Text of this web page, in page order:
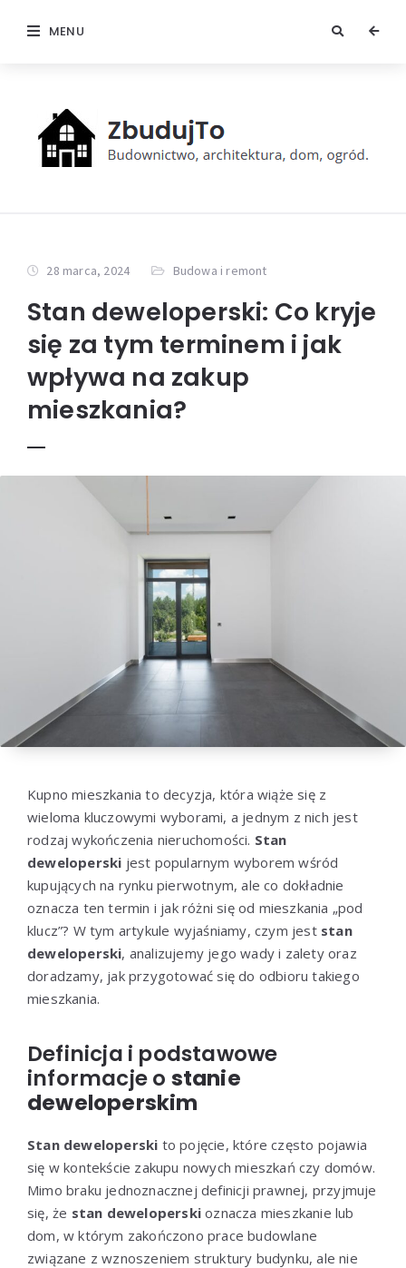
MENU
28 marca, 2024 Budowa i remont
Stan deweloperski: Co kryje
się za tym terminem i jak
wpływa na zakup
mieszkania?
Kupno mieszkania to decyzja, która wiąże się z
wieloma kluczowymi wyborami, a jednym z nich jest
rodzaj wykończenia nieruchomości. Stan
deweloperski jest popularnym wyborem wśród
kupujących na rynku pierwotnym, ale co dokładnie
oznacza ten termin i jak różni się od mieszkania „pod
klucz”? W tym artykule wyjaśniamy, czym jest stan
deweloperski, analizujemy jego wady i zalety oraz
doradzamy, jak przygotować się do odbioru takiego
mieszkania.
Definicja i podstawowe
informacje o stanie
deweloperskim
Stan deweloperski to pojęcie, które często pojawia
się w kontekście zakupu nowych mieszkań czy domów.
Mimo braku jednoznacznej definicji prawnej, przyjmuje
się, że stan deweloperski oznacza mieszkanie lub
dom, w którym zakończono prace budowlane
związane z wznoszeniem struktury budynku, ale nie